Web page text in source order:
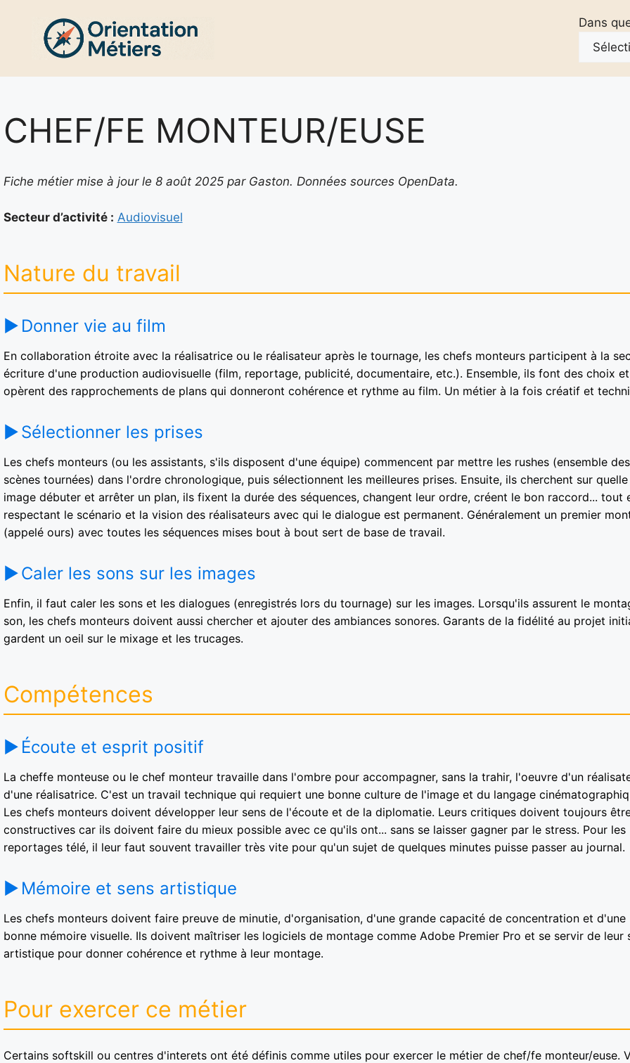
contenu
Dans
CHEF/FE MONTEUR/EUSE
Fiche métier mise à jour le 8 août 2025 par Gaston. Données sources OpenData.
Secteur d’activité : Audiovisuel
Nature du travail
Donner vie au film
En collaboration étroite avec la réalisatrice ou le réalisateur après le tournage, les chefs monteurs participent à la
écriture d'une production audiovisuelle (film, reportage, publicité, documentaire, etc.). Ensemble, ils font des choix et
opèrent des rapprochements de plans qui donneront cohérence et rythme au film. Un métier à la fois créatif et
Sélectionner les prises
Les chefs monteurs (ou les assistants, s'ils disposent d'une équipe) commencent par mettre les rushes (ensemble des
scènes tournées) dans l'ordre chronologique, puis sélectionnent les meilleures prises. Ensuite, ils cherchent sur quelle
image débuter et arrêter un plan, ils fixent la durée des séquences, changent leur ordre, créent le bon raccord... tout
respectant le scénario et la vision des réalisateurs avec qui le dialogue est permanent. Généralement un premier
(appelé ours) avec toutes les séquences mises bout à bout sert de base de travail.
Caler les sons sur les images
Enfin, il faut caler les sons et les dialogues (enregistrés lors du tournage) sur les images. Lorsqu'ils assurent le
son, les chefs monteurs doivent aussi chercher et ajouter des ambiances sonores. Garants de la fidélité au projet
gardent un oeil sur le mixage et les trucages.
Compétences
Écoute et esprit positif
La cheffe monteuse ou le chef monteur travaille dans l'ombre pour accompagner, sans la trahir, l'oeuvre d'un
d'une réalisatrice. C'est un travail technique qui requiert une bonne culture de l'image et du langage
Les chefs monteurs doivent développer leur sens de l'écoute et de la diplomatie. Leurs critiques doivent toujours
constructives car ils doivent faire du mieux possible avec ce qu'ils ont... sans se laisser gagner par le stress. Pour les
reportages télé, il leur faut souvent travailler très vite pour qu'un sujet de quelques minutes puisse passer au journal.
Mémoire et sens artistique
Les chefs monteurs doivent faire preuve de minutie, d'organisation, d'une grande capacité de concentration et d'une
bonne mémoire visuelle. Ils doivent maîtriser les logiciels de montage comme Adobe Premier Pro et se servir de leur
artistique pour donner cohérence et rythme à leur montage.
Pour exercer ce métier
Certains softskill ou centres d'interets ont été définis comme utiles pour exercer le métier de chef/fe monteur/euse.